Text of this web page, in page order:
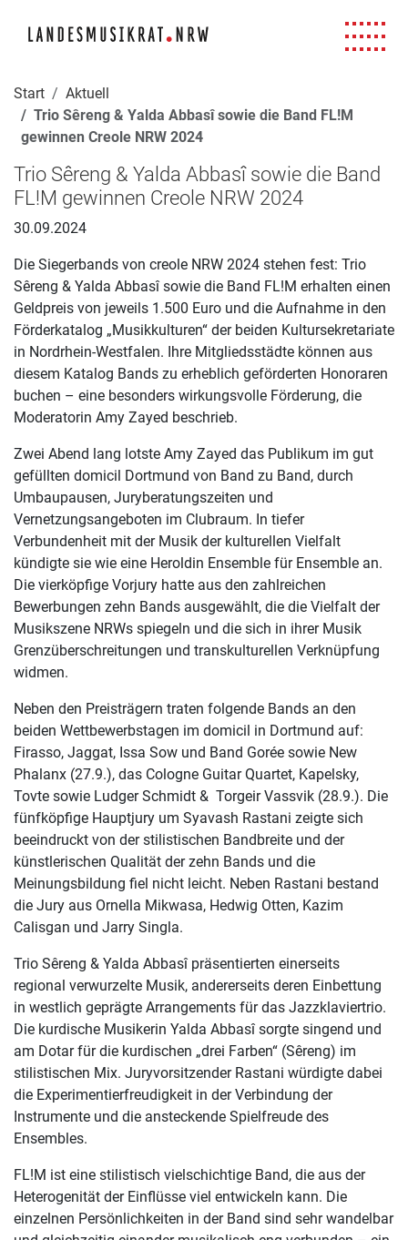
Start
Aktuell
Trio Sêreng & Yalda Abbasî sowie die Band FL!M
gewinnen Creole NRW 2024
Trio Sêreng & Yalda Abbasî sowie die Band
FL!M gewinnen Creole NRW 2024
30.09.2024
Die Siegerbands von creole NRW 2024 stehen fest: Trio
Sêreng & Yalda Abbasî sowie die Band FL!M erhalten einen
Geldpreis von jeweils 1.500 Euro und die Aufnahme in den
Förderkatalog „Musikkulturen“ der beiden Kultursekretariate
in Nordrhein-Westfalen. Ihre Mitgliedsstädte können aus
diesem Katalog Bands zu erheblich geförderten Honoraren
buchen – eine besonders wirkungsvolle Förderung, die
Moderatorin Amy Zayed beschrieb.
Zwei Abend lang lotste Amy Zayed das Publikum im gut
gefüllten domicil Dortmund von Band zu Band, durch
Umbaupausen, Juryberatungszeiten und
Vernetzungsangeboten im Clubraum. In tiefer
Verbundenheit mit der Musik der kulturellen Vielfalt
kündigte sie wie eine Heroldin Ensemble für Ensemble an.
Die vierköpfige Vorjury hatte aus den zahlreichen
Bewerbungen zehn Bands ausgewählt, die die Vielfalt der
Musikszene NRWs spiegeln und die sich in ihrer Musik
Grenzüberschreitungen und transkulturellen Verknüpfung
widmen.
Neben den Preisträgern traten folgende Bands an den
beiden Wettbewerbstagen im domicil in Dortmund auf:
Firasso, Jaggat, Issa Sow und Band Gorée sowie New
Phalanx (27.9.), das Cologne Guitar Quartet, Kapelsky,
Tovte sowie Ludger Schmidt & Torgeir Vassvik (28.9.). Die
fünfköpfige Hauptjury um Syavash Rastani zeigte sich
beeindruckt von der stilistischen Bandbreite und der
künstlerischen Qualität der zehn Bands und die
Meinungsbildung fiel nicht leicht. Neben Rastani bestand
die Jury aus Ornella Mikwasa, Hedwig Otten, Kazim
Calisgan und Jarry Singla.
Trio Sêreng & Yalda Abbasî präsentierten einerseits
regional verwurzelte Musik, andererseits deren Einbettung
in westlich geprägte Arrangements für das Jazzklaviertrio.
Die kurdische Musikerin Yalda Abbasî sorgte singend und
am Dotar für die kurdischen „drei Farben“ (Sêreng) im
stilistischen Mix. Juryvorsitzender Rastani würdigte dabei
die Experimentierfreudigkeit in der Verbindung der
Instrumente und die ansteckende Spielfreude des
Ensembles.
FL!M ist eine stilistisch vielschichtige Band, die aus der
Heterogenität der Einflüsse viel entwickeln kann. Die
einzelnen Persönlichkeiten in der Band sind sehr wandelbar